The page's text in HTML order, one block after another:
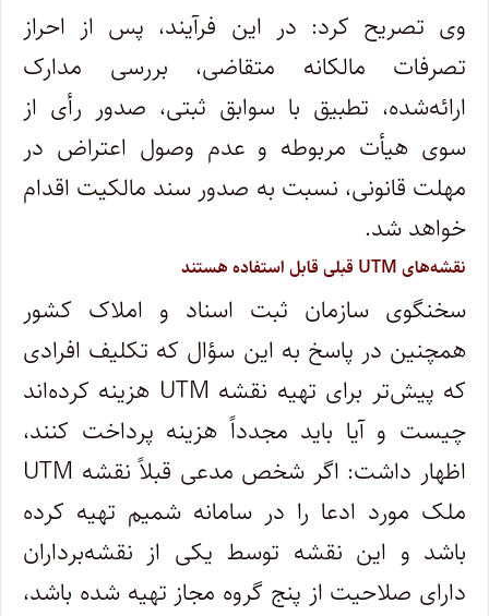
وی تصریح کرد: در این فرآیند، پس از احراز
تصرفات مالکانه متقاضی، بررسی مدارک
ارائه‌شده، تطبیق با سوابق ثبتی، صدور رأی از
سوی هیأت مربوطه و عدم وصول اعتراض در
مهلت قانونی، نسبت به صدور سند مالکیت اقدام
خواهد شد.
نقشه‌های UTM قبلی قابل استفاده هستند
سخنگوی سازمان ثبت اسناد و املاک کشور
همچنین در پاسخ به این سؤال که تکلیف افرادی
که پیش‌تر برای تهیه نقشه UTM هزینه کرده‌اند
چیست و آیا باید مجدداً هزینه پرداخت کنند،
اظهار داشت: اگر شخص مدعی قبلاً نقشه UTM
ملک مورد ادعا را در سامانه شمیم تهیه کرده
باشد و این نقشه توسط یکی از نقشه‌برداران
دارای صلاحیت از پنج گروه مجاز تهیه شده باشد،